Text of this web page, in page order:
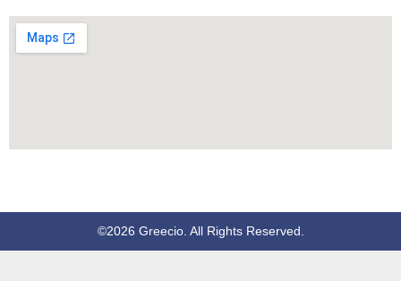
©2026 Greecio. All Rights Reserved.